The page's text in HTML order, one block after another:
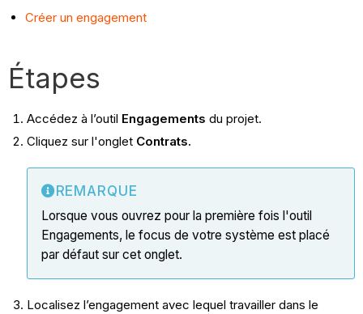
Créer un engagement
Étapes
Accédez à l’outil Engagements du projet.
Cliquez sur l'onglet Contrats.
REMARQUE
Lorsque vous ouvrez pour la première fois l'outil
Engagements, le focus de votre système est placé
par défaut sur cet onglet.
Localisez l’engagement avec lequel travailler dans le